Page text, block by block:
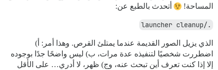
المساحة!
أتحدث بالطبع عن:
./launcher cleanup
الذي يزيل الصور القديمة عندما يمتلئ القرص. وهذا أمر: أ)
اضطررت شخصيًا لتنفيذه عدة مرات، ب) ليس واضحًا جدًا بوجوده
إلا إذا كنت تعرف أين تبحث عنه، وج) ظهر، لا أدري… على الأقل